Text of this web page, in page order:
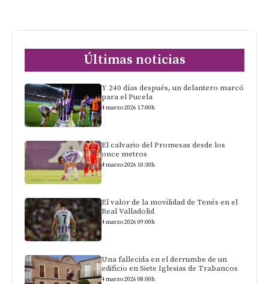
Últimas noticias
Y 240 días después, un delantero marcó
para el Pucela
4 marzo 2026 17:00h
El calvario del Promesas desde los
once metros
4 marzo 2026 10:30h
El valor de la movilidad de Tenés en el
Real Valladolid
4 marzo 2026 09:00h
Una fallecida en el derrumbe de un
edificio en Siete Iglesias de Trabancos
4 marzo 2026 08:00h